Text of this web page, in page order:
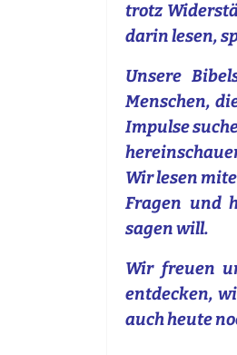
trotz
darin lesen,
Unsere
Menschen,
Impulse
Wir lesen
Fragen und
sagen will.
Wir freuen
entdecken,
auch heute